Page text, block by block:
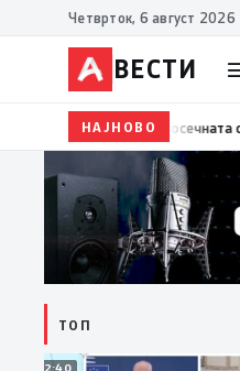
Четврток, 6 август 2026
ВЕСТИ
НАЈНОВО09:34
ТОП